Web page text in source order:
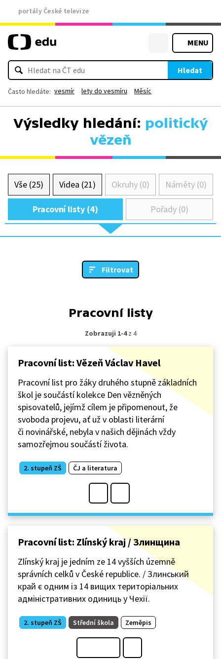
portály České televize
MENU
Hledat
Často hledáte: vesmír lety do vesmíru Měsíc
Výsledky hledání: politický
vězeň
Vše (25) Videa (21) Okruhy (0) Náměty (0)
Pracovní listy (4) Pořady (0)
Filtrovat
Pracovní listy
Zobrazuji 1-4z 4
Pracovní list: Vězeň Václav Havel
Pracovní list pro žáky druhého stupně základních
škol je součástí kolekce Den vězněných
spisovatelů, jejímž cílem je připomenout, že
svoboda projevu, ať už v oblasti literární
či novinářské, nebyla v našich dějinách vždy
samozřejmou součástí života.
2. stupeň ZŠ ČJ a literatura
Pracovní list: Zlínský kraj / Злинщина
Zlínský kraj je jedním ze 14 vyšších územně
správních celků v České republice. / Злинський
край є одним із 14 вищих територіальних
адміністративних одиниць у Чехії.
2. stupeň ZŠ Střední škola Zeměpis